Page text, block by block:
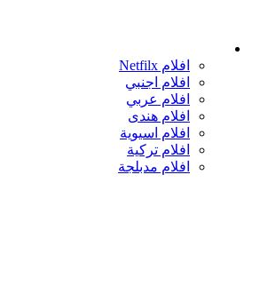
افلام Netfilx
افلام اجنبي
افلام عربي
افلام هندى
افلام اسيوية
افلام تركية
افلام مدبلجة